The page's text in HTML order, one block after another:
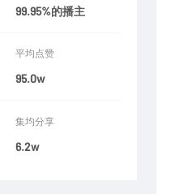
99.95%的播主
平均点赞
95.0w
集均分享
6.2w